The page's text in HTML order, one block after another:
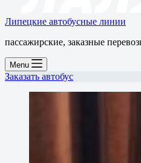
Липецкие автобусные линии
пассажирские, заказные
Menu
Заказать автобус